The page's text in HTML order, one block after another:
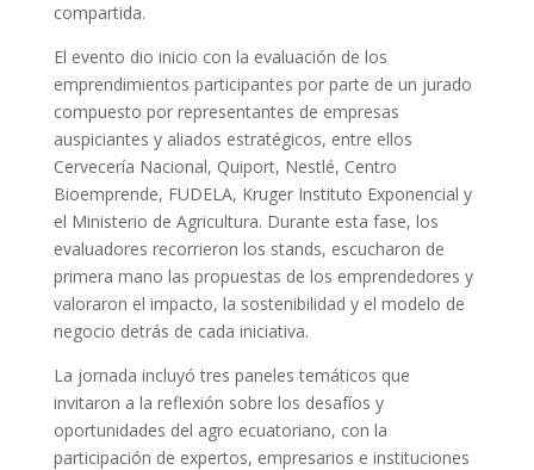
compartida.
El evento dio inicio con la evaluación de los
emprendimientos participantes por parte de un jurado
compuesto por representantes de empresas
auspiciantes y aliados estratégicos, entre ellos
Cervecería Nacional, Quiport, Nestlé, Centro
Bioemprende, FUDELA, Kruger Instituto Exponencial y
el Ministerio de Agricultura. Durante esta fase, los
evaluadores recorrieron los stands, escucharon de
primera mano las propuestas de los emprendedores y
valoraron el impacto, la sostenibilidad y el modelo de
negocio detrás de cada iniciativa.
La jornada incluyó tres paneles temáticos que
invitaron a la reflexión sobre los desafíos y
oportunidades del agro ecuatoriano, con la
participación de expertos, empresarios e instituciones